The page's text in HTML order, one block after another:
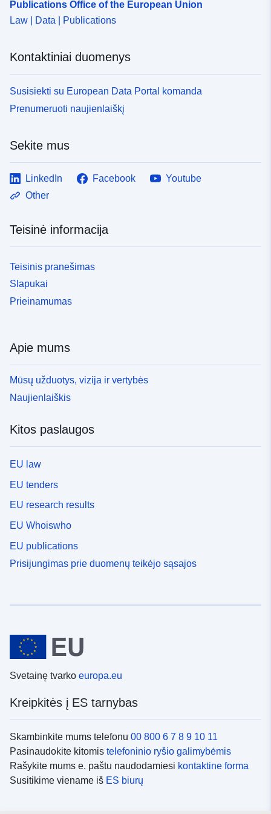
Publications Office of the European Union
Law | Data | Publications
Kontaktiniai duomenys
Susisiekti su European Data Portal komanda
Prenumeruoti naujienlaiškį
Sekite mus
LinkedIn Facebook
Youtube
Other
Teisinė informacija
Teisinis pranešimas
Slapukai
Prieinamumas
Apie mums
Mūsų užduotys, vizija ir vertybės
Naujienlaiškis
Kitos paslaugos
EU law
EU tenders
EU research results
EU Whoiswho
EU publications
Prisijungimas prie duomenų teikėjo sąsajos
Svetainę tvarko europa.eu
Kreipkitės į ES tarnybas
Skambinkite mums telefonu 00 800 6 7 8 9 10 11
Pasinaudokite kitomis telefoninio ryšio galimybėmis
Rašykite mums e. paštu naudodamiesi kontaktine forma
Susitikime viename iš ES biurų